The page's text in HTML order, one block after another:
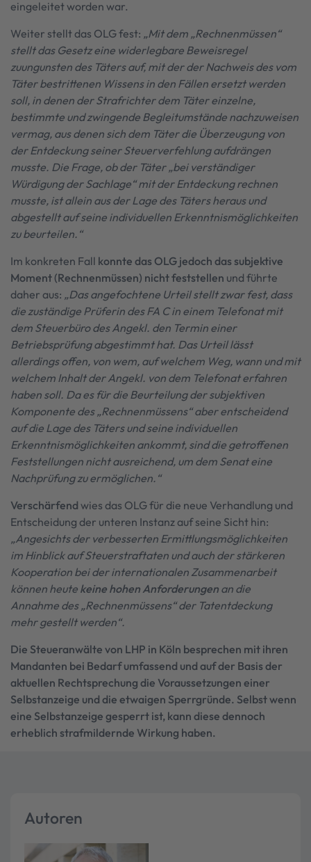
eingeleitet worden war.
Weiter stellt das OLG fest: „Mit dem „Rechnenmüssen“
stellt das Gesetz eine widerlegbare Beweisregel
zuungunsten des Täters auf, mit der der Nachweis des vom
Täter bestrittenen Wissens in den Fällen ersetzt werden
soll, in denen der Strafrichter dem Täter einzelne,
bestimmte und zwingende Begleitumstände nachzuweisen
vermag, aus denen sich dem Täter die Überzeugung von
der Entdeckung seiner Steuerverfehlung aufdrängen
musste. Die Frage, ob der Täter „bei verständiger
Würdigung der Sachlage“ mit der Entdeckung rechnen
musste, ist allein aus der Lage des Täters heraus und
abgestellt auf seine individuellen Erkenntnismöglichkeiten
zu beurteilen.“
Im konkreten Fall konnte das OLG jedoch das subjektive
Moment (Rechnenmüssen) nicht feststellen und führte
daher aus: „Das angefochtene Urteil stellt zwar fest, dass
die zuständige Prüferin des FA C in einem Telefonat mit
dem Steuerbüro des Angekl. den Termin einer
Betriebsprüfung abgestimmt hat. Das Urteil lässt
allerdings offen, von wem, auf welchem Weg, wann und mit
welchem Inhalt der Angekl. von dem Telefonat erfahren
haben soll. Da es für die Beurteilung der subjektiven
Komponente des „Rechnenmüssens“ aber entscheidend
auf die Lage des Täters und seine individuellen
Erkenntnismöglichkeiten ankommt, sind die getroffenen
Feststellungen nicht ausreichend, um dem Senat eine
Nachprüfung zu ermöglichen.“
Verschärfend wies das OLG für die neue Verhandlung und
Entscheidung der unteren Instanz auf seine Sicht hin:
„Angesichts der verbesserten Ermittlungsmöglichkeiten
im Hinblick auf Steuerstraftaten und auch der stärkeren
Kooperation bei der internationalen Zusammenarbeit
können heute keine hohen Anforderungen an die
Annahme des „Rechnenmüssens“ der Tatentdeckung
mehr gestellt werden“.
Die Steueranwälte von LHP in Köln besprechen mit ihren
Mandanten bei Bedarf umfassend und auf der Basis der
aktuellen Rechtsprechung die Voraussetzungen einer
Selbstanzeige und die etwaigen Sperrgründe. Selbst wenn
eine Selbstanzeige gesperrt ist, kann diese dennoch
erheblich strafmildernde Wirkung haben.
Autoren